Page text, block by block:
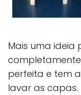
Mais uma
completamente
perfeita e tem
lavar as capas.